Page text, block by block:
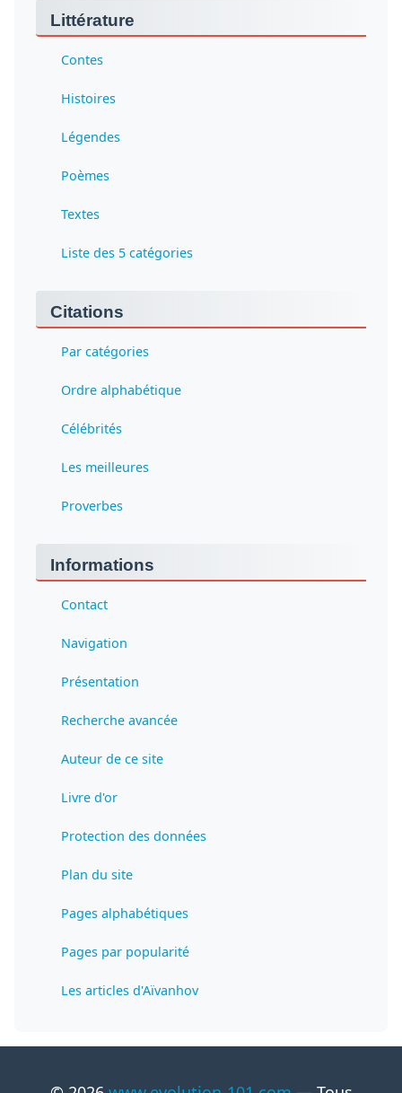
Littérature
Contes
Histoires
Légendes
Poèmes
Textes
Liste des 5 catégories
Citations
Par catégories
Ordre alphabétique
Célébrités
Les meilleures
Proverbes
Informations
Contact
Navigation
Présentation
Recherche avancée
Auteur de ce site
Livre d'or
Protection des données
Plan du site
Pages alphabétiques
Pages par popularité
Les articles d'Aïvanhov